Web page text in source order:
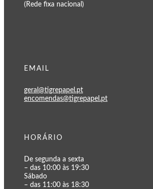
(Rede fixa nacional)
EMAIL
geral@tigrepapel.pt
encomendas@tigrepapel.pt
HORÁRIO
De segunda a sexta
– das 10:00 às 19:30
Sábado
– das 11:00 às 18:30